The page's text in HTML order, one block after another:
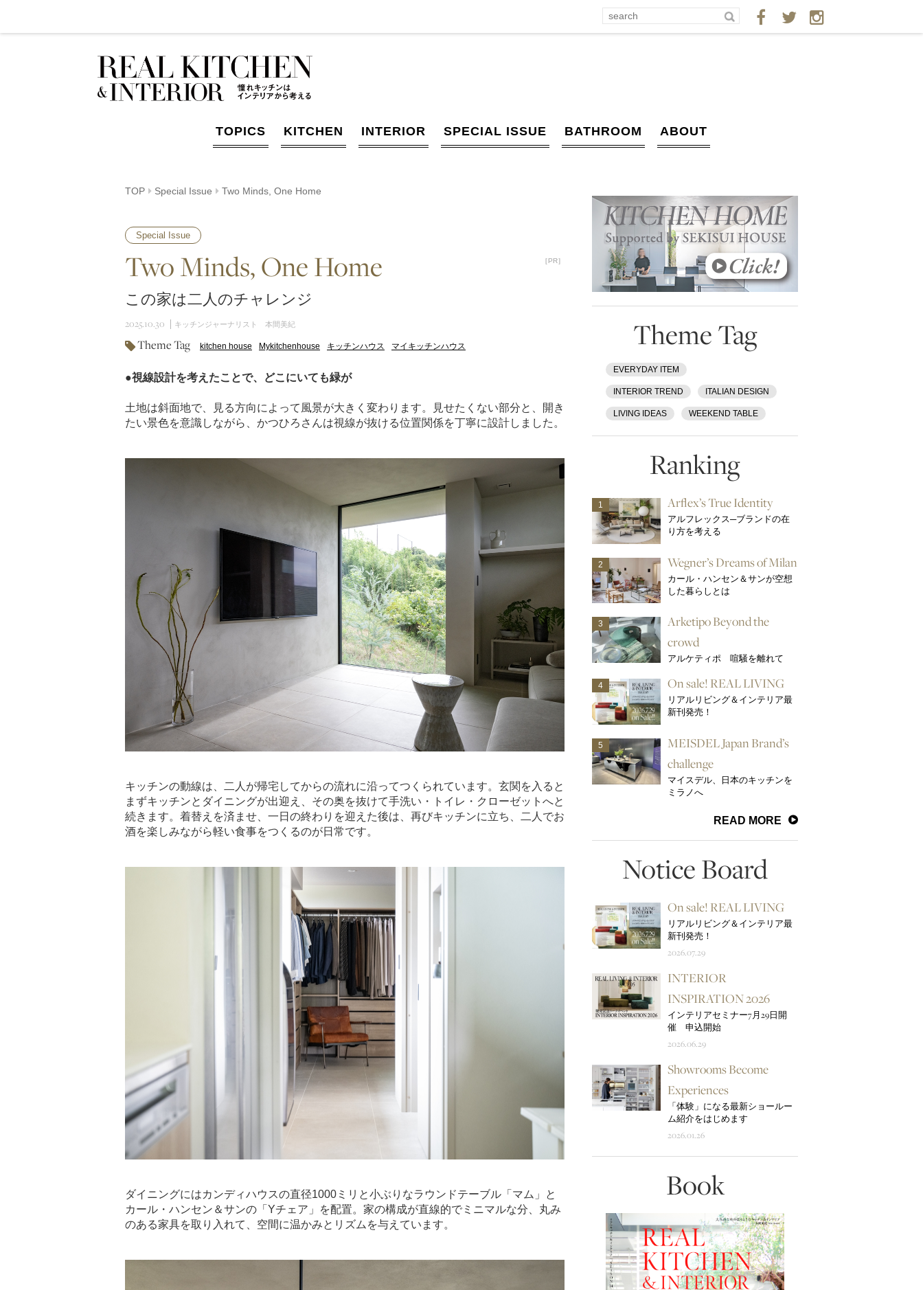
TOPICS KITCHEN INTERIOR SPECIAL ISSUE BATHROOM ABOUT
TOP Special Issue Two Minds, One Home
［PR］
［PR］
Special Issue
Two Minds, One Home
この家は二人のチャレンジ
2025.10.30 キッチンジャーナリスト 本間美紀
Theme Tag kitchen house Mykitchenhouse キッチンハウス マイキッチンハウス
●視線設計を考えたことで、どこにいても緑が
土地は斜面地で、見る方向によって風景が大きく変わります。見せたくない部分と、開き
たい景色を意識しながら、かつひろさんは視線が抜ける位置関係を丁寧に設計しました。
キッチンの動線は、二人が帰宅してからの流れに沿ってつくられています。玄関を入ると
まずキッチンとダイニングが出迎え、その奥を抜けて手洗い・トイレ・クローゼットへと
続きます。着替えを済ませ、一日の終わりを迎えた後は、再びキッチンに立ち、二人でお
酒を楽しみながら軽い食事をつくるのが日常です。
ダイニングにはカンディハウスの直径1000ミリと小ぶりなラウンドテーブル「マム」と
カール・ハンセン＆サンの「Yチェア」を配置。家の構成が直線的でミニマルな分、丸み
のある家具を取り入れて、空間に温かみとリズムを与えています。
Theme Tag
EVERYDAY ITEM
INTERIOR TREND ITALIAN DESIGN
LIVING IDEAS WEEKEND TABLE
Ranking
1 Arflex’s True Identity
アルフレックス─ブランドの在
り方を考える
2 Wegner’s Dreams of Milan
カール・ハンセン＆サンが空想
した暮らしとは
3
Arketipo Beyond the
crowd
アルケティポ 喧騒を離れて
4 On sale! REAL LIVING
リアルリビング＆インテリア最
新刊発売！
5
MEISDEL Japan Brand’s
challenge
マイスデル、日本のキッチンを
ミラノへ
READ MORE
Notice Board
On sale! REAL LIVING
リアルリビング＆インテリア最
新刊発売！
2026.07.29
INTERIOR
INSPIRATION 2026
インテリアセミナー7月29日開
催 申込開始
2026.06.29
Showrooms Become
Experiences
「体験」になる最新ショールー
ム紹介をはじめます
2026.01.26
Book